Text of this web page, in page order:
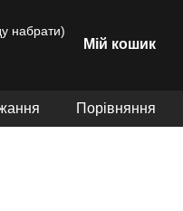
набрати)
Мій кошик
Порівняння